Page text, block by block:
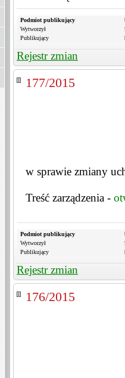
Podmiot publikujący
Wytworzył
Publikujący
Rejestr zmian
177/2015
w sprawie zmiany
Treść zarządzenia -
Podmiot publikujący
Wytworzył
Publikujący
Rejestr zmian
176/2015